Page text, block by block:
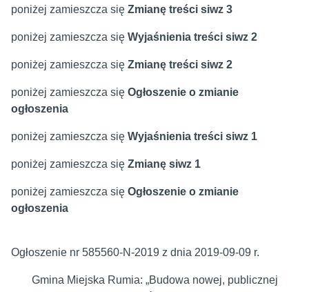
poniżej zamieszcza się Zmianę treści siwz 3
poniżej zamieszcza się Wyjaśnienia treści siwz 2
poniżej zamieszcza się Zmianę treści siwz 2
poniżej zamieszcza się Ogłoszenie o zmianie
ogłoszenia
poniżej zamieszcza się Wyjaśnienia treści siwz 1
poniżej zamieszcza się Zmianę siwz 1
poniżej zamieszcza się Ogłoszenie o zmianie
ogłoszenia
Ogłoszenie nr 585560-N-2019 z dnia 2019-09-09 r.
Gmina Miejska Rumia: „Budowa nowej, publicznej